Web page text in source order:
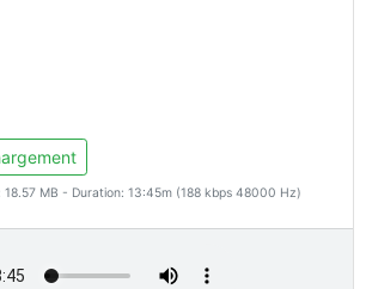
18.57 MB - Duration: 13:45m (188 kbps 48000 Hz)